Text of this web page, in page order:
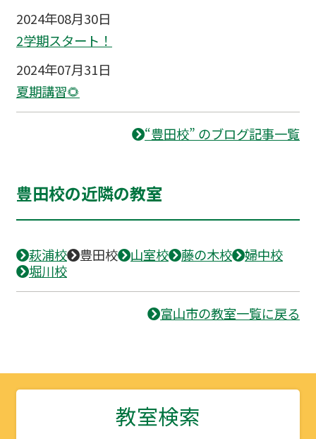
2024年08月30日
2学期スタート！
2024年07月31日
夏期講習🌻
“豊田校” のブログ記事一覧
豊田校の近隣の教室
萩浦校 豊田校 山室校 藤の木校
婦中校
堀川校
富山市の教室一覧に戻る
教室検索